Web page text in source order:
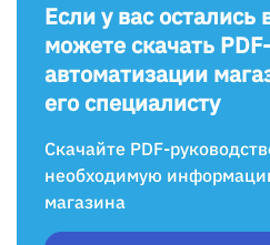
Если у вас
можете скачать
автоматизации
его специалисту
Скачайте PDF-
необходимую
магазина